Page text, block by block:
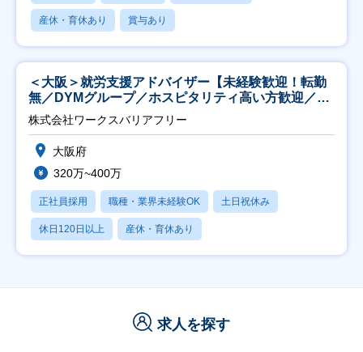
産休・育休あり 賞与あり
＜大阪＞就労支援アドバイザー【未経験歓迎！転勤
無／DYMグループ／ホスピタリティ高い方歓迎／土
日祝】
株式会社ワークスバリアフリー
大阪府
320万~400万
正社員採用 職種・業界未経験OK 土日祝休み
休日120日以上 産休・育休あり
求人を探す